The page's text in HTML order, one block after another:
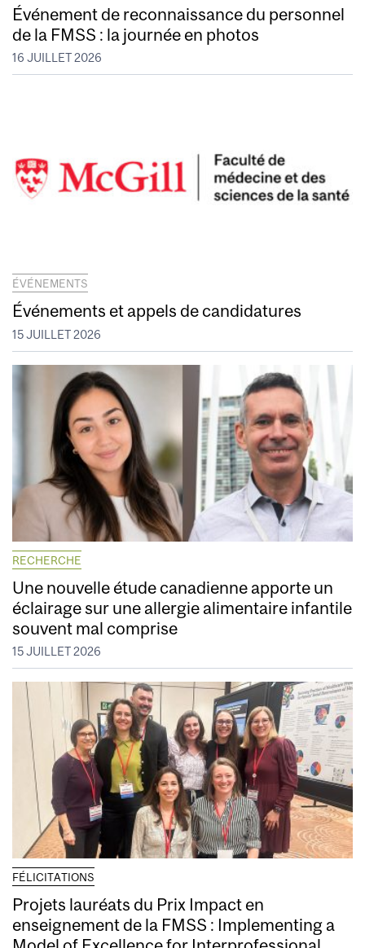
Événement de reconnaissance du personnel
de la FMSS : la journée en photos
16 JUILLET 2026
ÉVÉNEMENTS
Événements et appels de candidatures
15 JUILLET 2026
RECHERCHE
Une nouvelle étude canadienne apporte un
éclairage sur une allergie alimentaire infantile
souvent mal comprise
15 JUILLET 2026
FÉLICITATIONS
Projets lauréats du Prix Impact en
enseignement de la FMSS : Implementing a